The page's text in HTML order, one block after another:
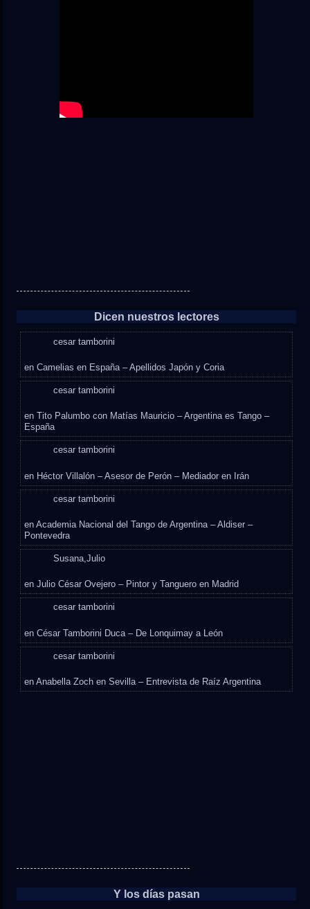
Dicen nuestros lectores
cesar tamborini
enCamelias en España – Apellidos Japón y Coria
cesar tamborini
enTito Palumbo con Matías Mauricio – Argentina es Tango –
España
cesar tamborini
en Héctor Villalón – Asesor de Perón – Mediador en Irán
cesar tamborini
enAcademia Nacional del Tango de Argentina – Aldiser –
Pontevedra
Susana,Julio
enJulio César Ovejero – Pintor y Tanguero en Madrid
cesar tamborini
enCésar Tamborini Duca – De Lonquimay a León
cesar tamborini
enAnabella Zoch en Sevilla – Entrevista de Raíz Argentina
Y los días pasan